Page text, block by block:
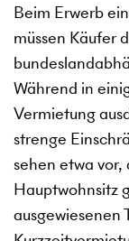
Beim Erwerb
müssen Käufer
Während in
Vermietung
strenge
sehen etwa vor,
Hauptwohnsitz
ausgewiesenen